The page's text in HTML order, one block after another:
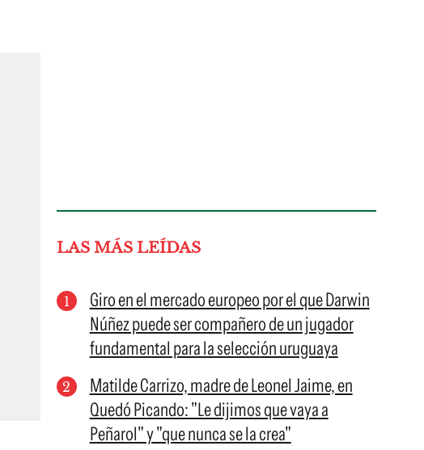
LAS MÁS LEÍDAS
Giro en el mercado europeo por el que Darwin
Núñez puede ser compañero de un jugador
fundamental para la selección uruguaya
Matilde Carrizo, madre de Leonel Jaime, en
Quedó Picando: "Le dijimos que vaya a
Peñarol" y "que nunca se la crea"